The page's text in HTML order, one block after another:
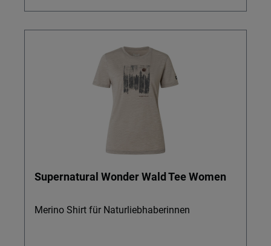
Supernatural Wonder Wald Tee Women
Merino Shirt für Naturliebhaberinnen